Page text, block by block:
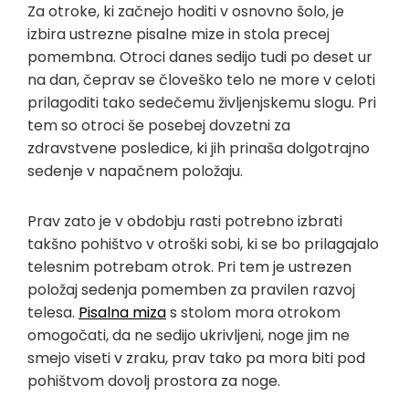
Za otroke, ki začnejo hoditi v osnovno šolo, je
izbira ustrezne pisalne mize in stola precej
pomembna. Otroci danes sedijo tudi po deset ur
na dan, čeprav se človeško telo ne more v celoti
prilagoditi tako sedečemu življenjskemu slogu. Pri
tem so otroci še posebej dovzetni za
zdravstvene posledice, ki jih prinaša dolgotrajno
sedenje v napačnem položaju.
Prav zato je v obdobju rasti potrebno izbrati
takšno pohištvo v otroški sobi, ki se bo prilagajalo
telesnim potrebam otrok. Pri tem je ustrezen
položaj sedenja pomemben za pravilen razvoj
telesa. Pisalna mizas stolom mora otrokom
omogočati, da ne sedijo ukrivljeni, noge jim ne
smejo viseti v zraku, prav tako pa mora biti pod
pohištvom dovolj prostora za noge.